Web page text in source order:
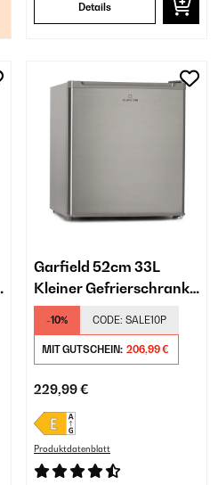
Details
Garfield 52cm 33L
Kleiner Gefrierschrank
Silber
-10% CODE: SALE10P
MIT GUTSCHEIN: 206,99 €
229,99 €
Produktdatenblatt